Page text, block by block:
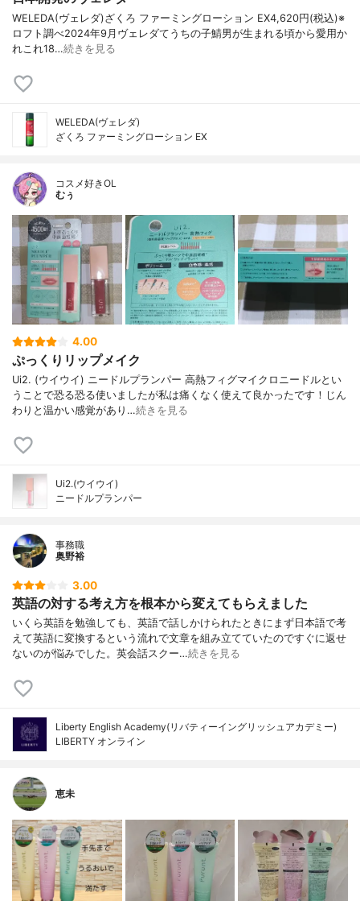
WELEDA(ヴェレダ)ざくろ ファーミングローション EX4,620円(税込)※
ロフト調べ2024年9月ヴェレダてうちの子鯖男が生まれる頃から愛用か
れこれ18…続きを見る
WELEDA(ヴェレダ)
ざくろ ファーミングローション EX
コスメ好きOL
むぅ
4.00
ぷっくりリップメイク
Ui2. (ウイウイ) ニードルプランパー 高熱フィグマイクロニードルとい
うことで恐る恐る使いましたが私は痛くなく使えて良かったです！じん
わりと温かい感覚があり…続きを見る
Ui2.(ウイウイ)
ニードルプランパー
事務職
奥野裕
3.00
英語の対する考え方を根本から変えてもらえました
いくら英語を勉強しても、英語で話しかけられたときにまず日本語で考
えて英語に変換するという流れで文章を組み立てていたのですぐに返せ
ないのが悩みでした。英会話スクー…続きを見る
Liberty English Academy(リバティーイングリッシュアカデミー)
LIBERTY オンライン
恵未